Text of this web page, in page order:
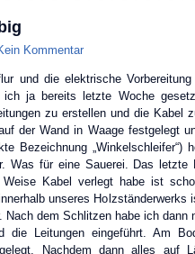
Kommentar
und die elektrische
ich ja bereits letzte Woche
zu erstellen und die Kabel
der Wand in Waage festgelegt
Bezeichnung „Winkelschleifer“)
Was für eine Sauerei. Das
Kabel verlegt habe ist
unseres Holzständerwerks
Nach dem Schlitzen habe ich dann
die Leitungen eingeführt. Am
Nachdem dann alles auf